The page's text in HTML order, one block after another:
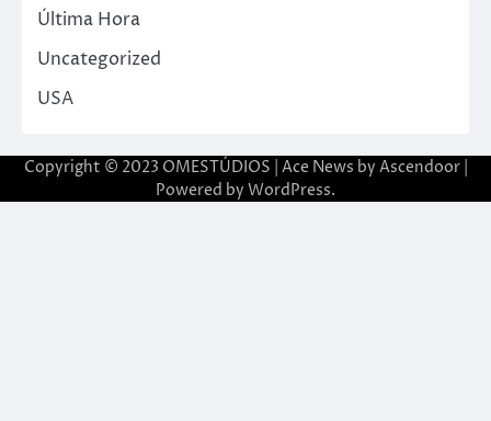
Última Hora
Uncategorized
USA
Copyright © 2023 OMESTÚDIOS | Ace News by Ascendoor|
Powered by WordPress.